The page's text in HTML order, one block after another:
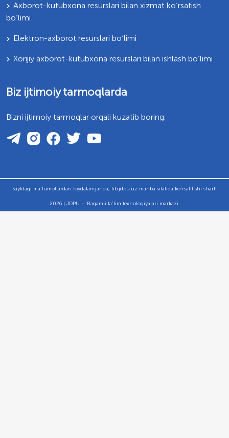
Axborot-kutubxona resurslari bilan xizmat ko‘rsatish
bo‘limi
Elektron-axborot resurslari bo‘limi
Xorijiy axborot-kutubxona resurslari bilan ishlash bo‘limi
Biz ijtimoiy tarmoqlarda
Bizni ijtimoiy tarmoqlar orqali kuzatib boring:
Saytdagi ma'lumotlardan foydalanganda, lib.jdpu.uz manba sifatida ko'rsatilishi shart!
2026 | JDPU — Raqamli ta'lim texnologiyalari markazi.